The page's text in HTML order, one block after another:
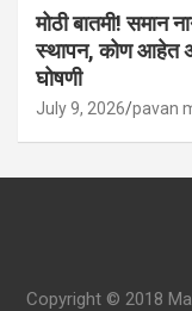
मोठी बातमी! समान
स्थापन, कोण आहेत
घोषणी
July 9, 2026 pavan
Copyright © 2018